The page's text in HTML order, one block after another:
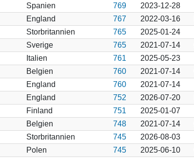
Spanien 769 2023-12-28
England 767 2022-03-16
Storbritannien 765 2025-01-24
Sverige 765 2021-07-14
Italien 761 2025-05-23
Belgien 760 2021-07-14
England 760 2021-07-14
England 752 2026-07-20
Finland 751 2025-01-07
Belgien 748 2021-07-14
Storbritannien 745 2026-08-03
Polen 745 2025-06-10